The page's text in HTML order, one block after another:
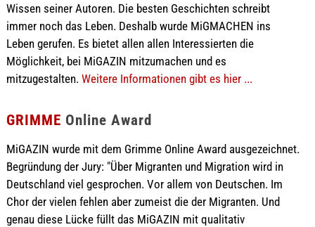
Wissen seiner Autoren. Die besten Geschichten schreibt
immer noch das Leben. Deshalb wurde MiGMACHEN ins
Leben gerufen. Es bietet allen allen Interessierten die
Möglichkeit, bei MiGAZIN mitzumachen und es
mitzugestalten. Weitere Informationen gibt es hier ...
GRIMME Online Award
MiGAZIN wurde mit dem Grimme Online Award ausgezeichnet.
Begründung der Jury: "Über Migranten und Migration wird in
Deutschland viel gesprochen. Vor allem von Deutschen. Im
Chor der vielen fehlen aber zumeist die der Migranten. Und
genau diese Lücke füllt das MiGAZIN mit qualitativ